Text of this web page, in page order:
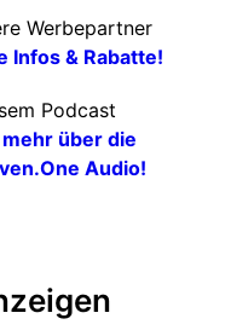
Werbepartner
Infos & Rabatte!
Podcast
über die
Audio!